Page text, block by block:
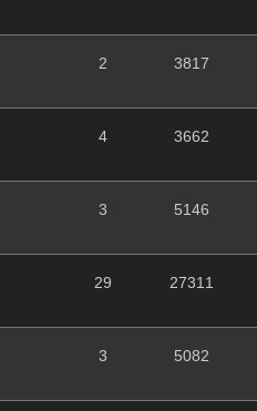
2 3817
4 3662
3 5146
29 27311
3 5082